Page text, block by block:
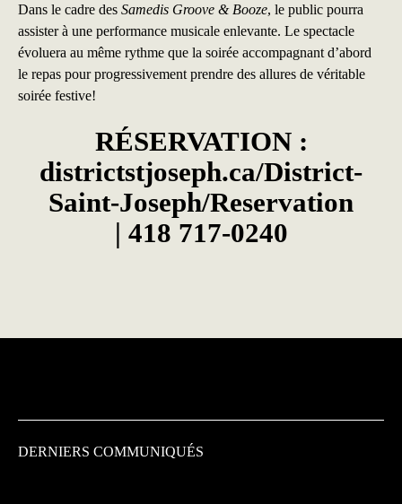
Dans le cadre des Samedis Groove & Booze, le public pourra
assister à une performance musicale enlevante. Le spectacle
évoluera au même rythme que la soirée accompagnant d’abord
le repas pour progressivement prendre des allures de véritable
soirée festive!
RÉSERVATION :
districtstjoseph.ca/District-
Saint-Joseph/Reservation
| 418 717-0240
DERNIERS COMMUNIQUÉS